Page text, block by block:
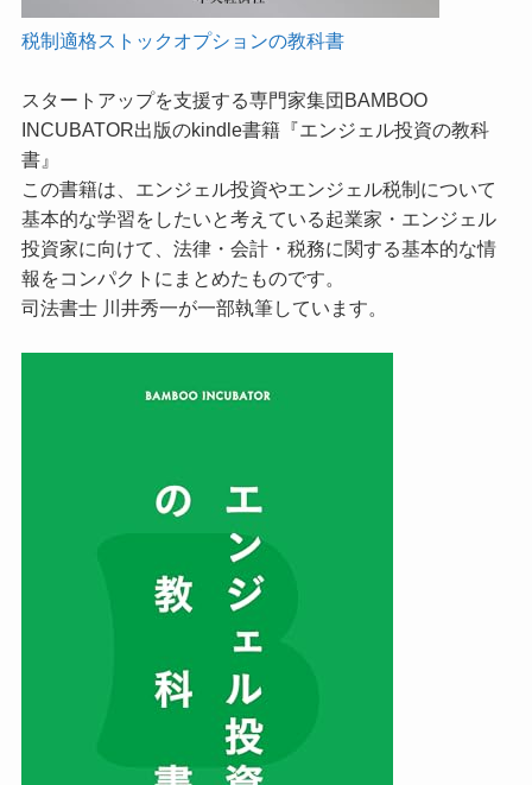
税制適格ストックオプションの教科書
スタートアップを支援する専門家集団BAMBOO
INCUBATOR出版のkindle書籍『エンジェル投資の教科
書』
この書籍は、エンジェル投資やエンジェル税制について
基本的な学習をしたいと考えている起業家・エンジェル
投資家に向けて、法律・会計・税務に関する基本的な情
報をコンパクトにまとめたものです。
司法書士 川井秀一が一部執筆しています。